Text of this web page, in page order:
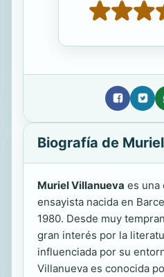
Biografía de
Muriel Villanueva es una
ensayista nacida en
1980. Desde muy
gran interés por la
influenciada por su
Villanueva es conocida